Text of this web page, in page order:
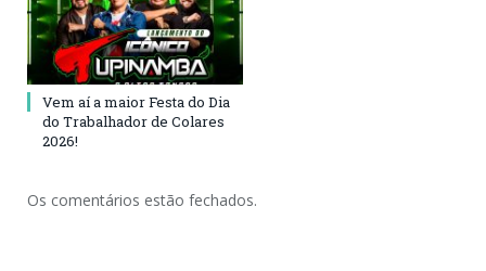
Vem aí a maior Festa do Dia
do Trabalhador de Colares
2026!
Os comentários estão fechados.